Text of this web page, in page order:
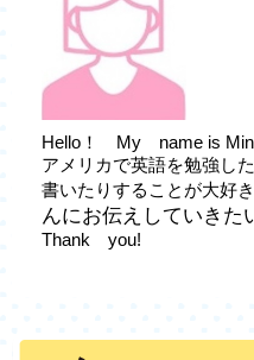
Hello！ My name is
アメリカで英語を勉強し
書いたりすることが大好き
んにお伝えしていきた
Thank you!